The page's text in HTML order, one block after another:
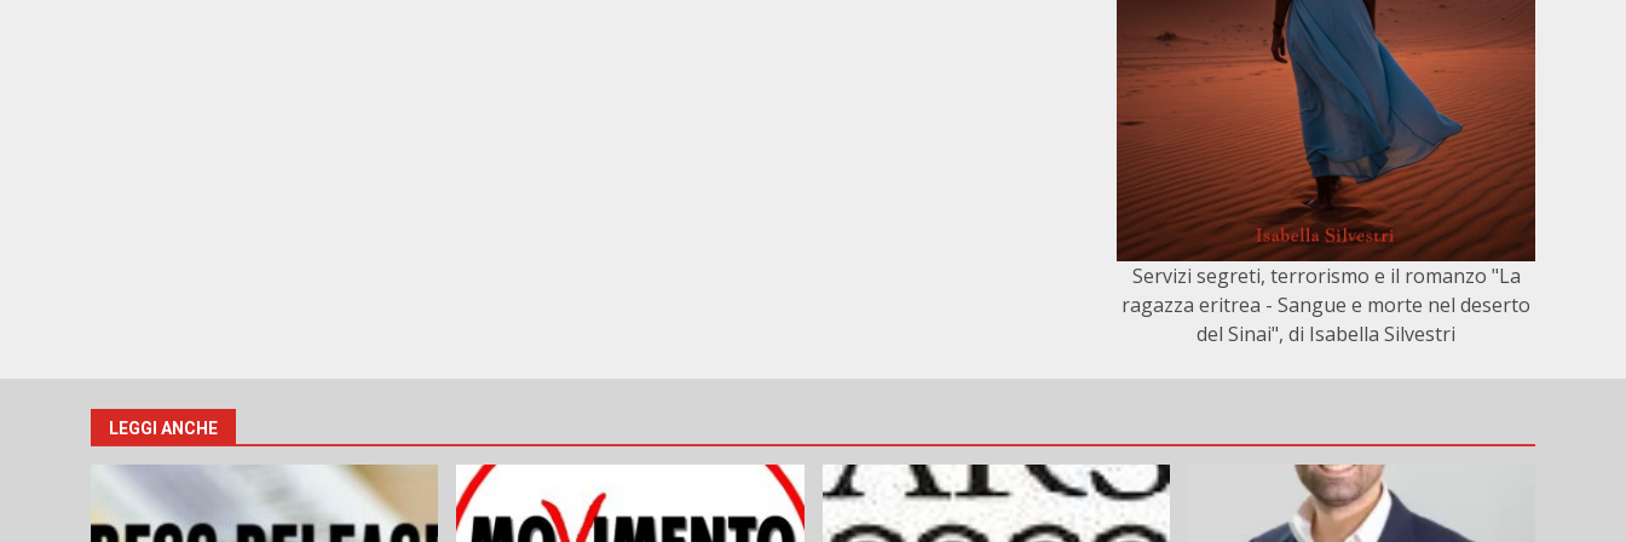
Servizi segreti, terrorismo e il romanzo "La
ragazza eritrea - Sangue e morte nel deserto
del Sinai", di Isabella Silvestri
LEGGI ANCHE